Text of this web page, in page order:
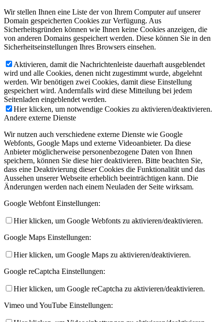
Wir stellen Ihnen eine Liste der von Ihrem Computer auf unserer
Domain gespeicherten Cookies zur Verfügung. Aus
Sicherheitsgründen können wie Ihnen keine Cookies anzeigen, die
von anderen Domains gespeichert werden. Diese können Sie in den
Sicherheitseinstellungen Ihres Browsers einsehen.
Aktivieren, damit die Nachrichtenleiste dauerhaft ausgeblendet
wird und alle Cookies, denen nicht zugestimmt wurde, abgelehnt
werden. Wir benötigen zwei Cookies, damit diese Einstellung
gespeichert wird. Andernfalls wird diese Mitteilung bei jedem
Seitenladen eingeblendet werden.
Hier klicken, um notwendige Cookies zu aktivieren/deaktivieren.
Andere externe Dienste
Wir nutzen auch verschiedene externe Dienste wie Google
Webfonts, Google Maps und externe Videoanbieter. Da diese
Anbieter möglicherweise personenbezogene Daten von Ihnen
speichern, können Sie diese hier deaktivieren. Bitte beachten Sie,
dass eine Deaktivierung dieser Cookies die Funktionalität und das
Aussehen unserer Webseite erheblich beeinträchtigen kann. Die
Änderungen werden nach einem Neuladen der Seite wirksam.
Google Webfont Einstellungen:
Hier klicken, um Google Webfonts zu aktivieren/deaktivieren.
Google Maps Einstellungen:
Hier klicken, um Google Maps zu aktivieren/deaktivieren.
Google reCaptcha Einstellungen:
Hier klicken, um Google reCaptcha zu aktivieren/deaktivieren.
Vimeo und YouTube Einstellungen: